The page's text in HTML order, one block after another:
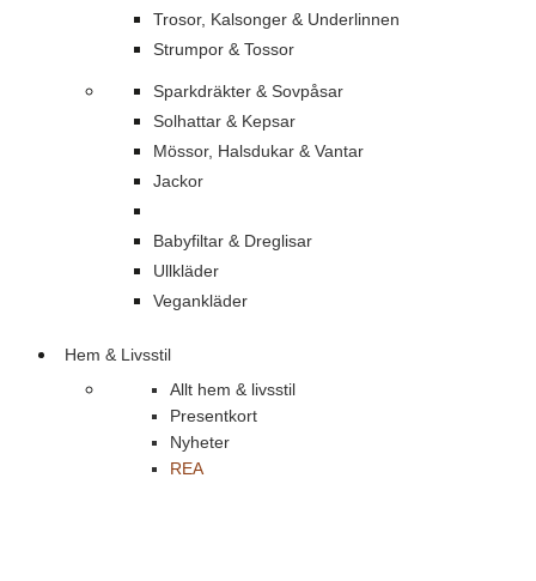
Trosor, Kalsonger & Underlinnen
Strumpor & Tossor
Sparkdräkter & Sovpåsar
Solhattar & Kepsar
Mössor, Halsdukar & Vantar
Jackor
Babyfiltar & Dreglisar
Ullkläder
Vegankläder
Hem & Livsstil
Allt hem & livsstil
Presentkort
Nyheter
REA